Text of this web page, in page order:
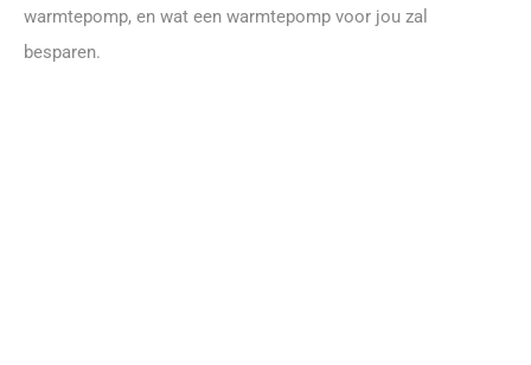
warmtepomp, en wat een warmtepomp voor jou zal
besparen.